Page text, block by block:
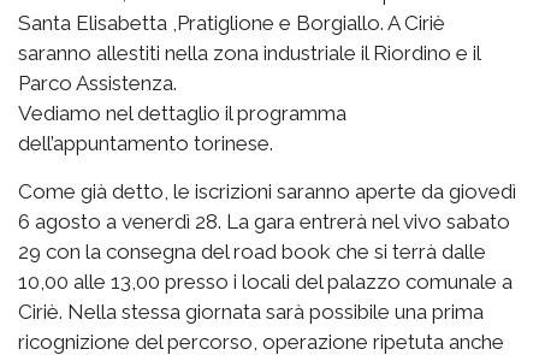
Santa Elisabetta ,Pratiglione e Borgiallo. A Ciriè
saranno allestiti nella zona industriale il Riordino e il
Parco Assistenza.
Vediamo nel dettaglio il programma
dell’appuntamento torinese.
Come già detto, le iscrizioni saranno aperte da giovedì
6 agosto a venerdì 28. La gara entrerà nel vivo sabato
29 con la consegna del road book che si terrà dalle
10,00 alle 13,00 presso i locali del palazzo comunale a
Ciriè. Nella stessa giornata sarà possibile una prima
ricognizione del percorso, operazione ripetuta anche